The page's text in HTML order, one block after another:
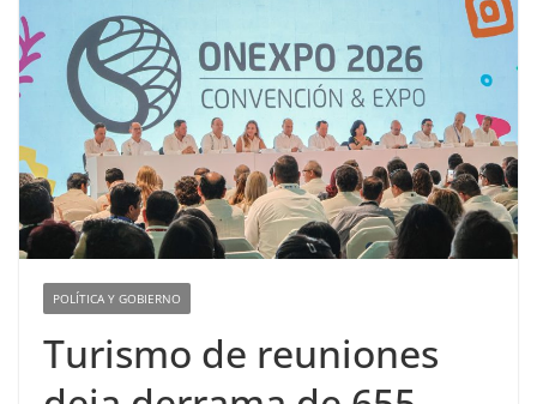
POLÍTICA Y GOBIERNO
Turismo de reuniones